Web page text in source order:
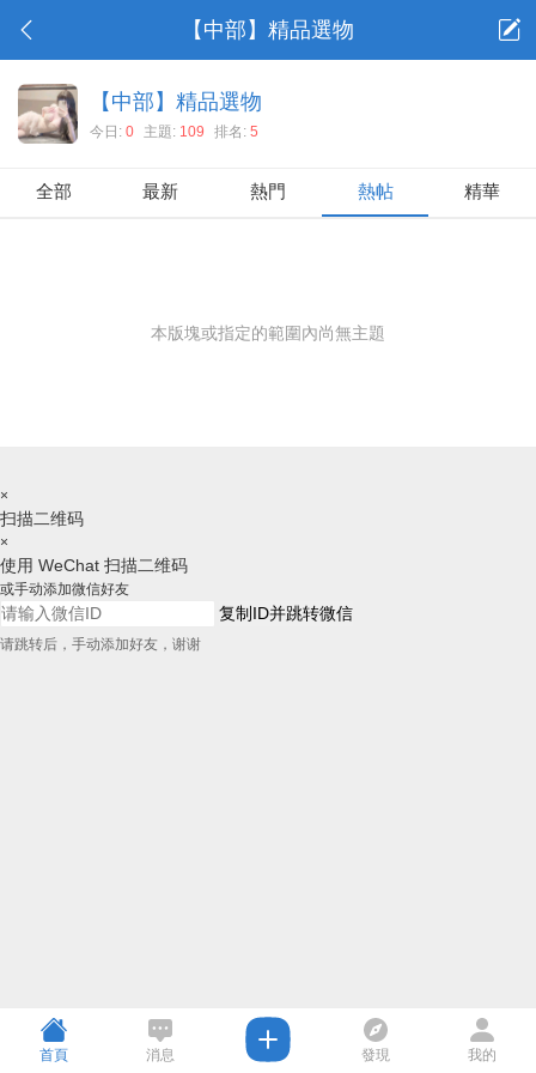
【中部】精品選物
【中部】精品選物
今日: 0 主題: 109 排名: 5
全部 最新 熱門 熱帖 精華
本版塊或指定的範圍內尚無主題
×
扫描二维码
×
使用 WeChat 扫描二维码
或手动添加微信好友
复制ID并跳转微信
请跳转后，手动添加好友，谢谢
首頁 消息 發現 我的